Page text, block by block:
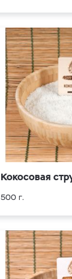
Кокосовая
500 г.